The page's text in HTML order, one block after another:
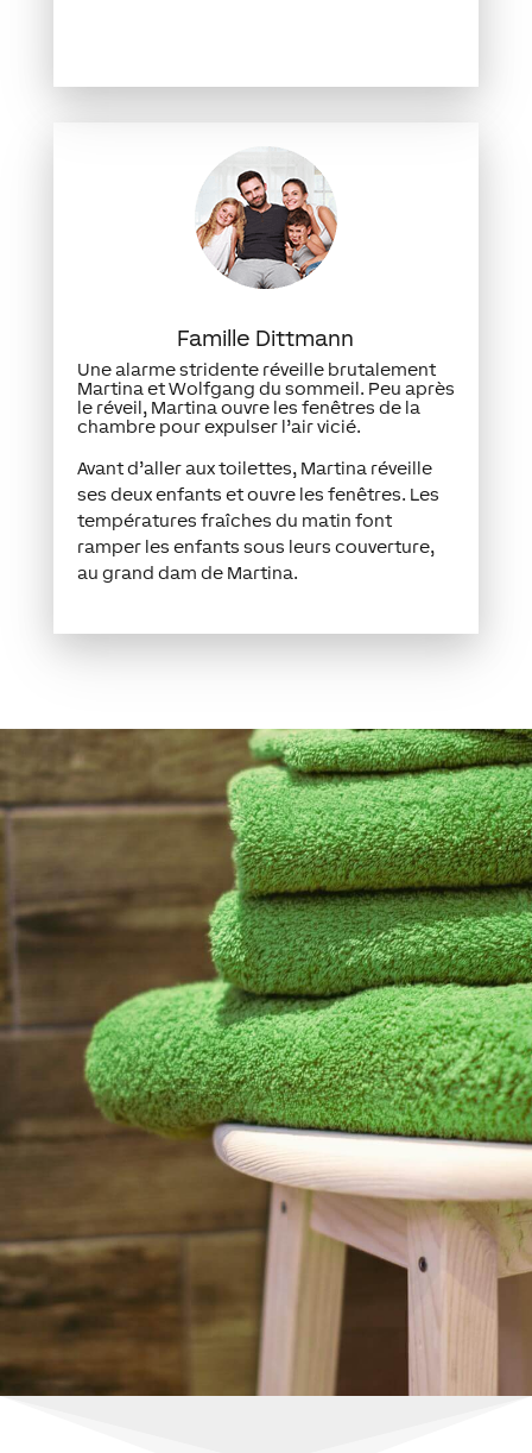
Famille Dittmann
Une alarme stridente réveille brutalement
Martina et Wolfgang du sommeil. Peu après
le réveil, Martina ouvre les fenêtres de la
chambre pour expulser l’air vicié.
Avant d’aller aux toilettes, Martina réveille
ses deux enfants et ouvre les fenêtres. Les
températures fraîches du matin font
ramper les enfants sous leurs couverture,
au grand dam de Martina.